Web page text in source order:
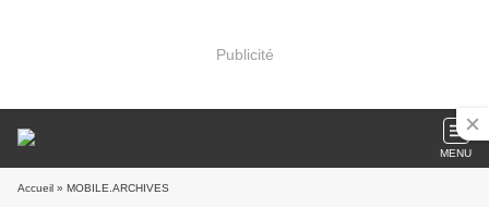
Publicité
MENU
Accueil » MOBILE.ARCHIVES